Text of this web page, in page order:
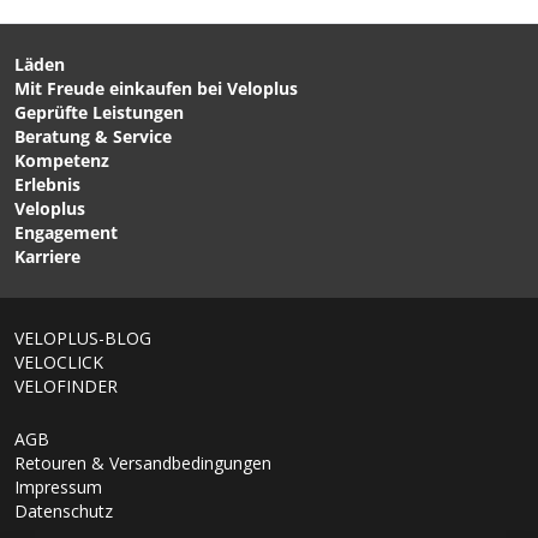
für Regenbekleidung -
Imprägnierungsspray für
CHF 174.00 CHF 249.00
ACTIVE GTX Herren-
Regenhose Schwarz von
LÖFFLER
CHF 139.00
Läden
Mit Freude einkaufen bei Veloplus
Geprüfte Leistungen
Beratung & Service
Kompetenz
Erlebnis
Veloplus
Engagement
Karriere
VELOPLUS-BLOG
VELOCLICK
VELOFINDER
AGB
Retouren & Versandbedingungen
Impressum
Datenschutz